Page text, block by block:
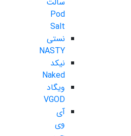
Pod
Salt
نستی
NASTY
نیکد
Naked
ویگاد
VGOD
آی
وی